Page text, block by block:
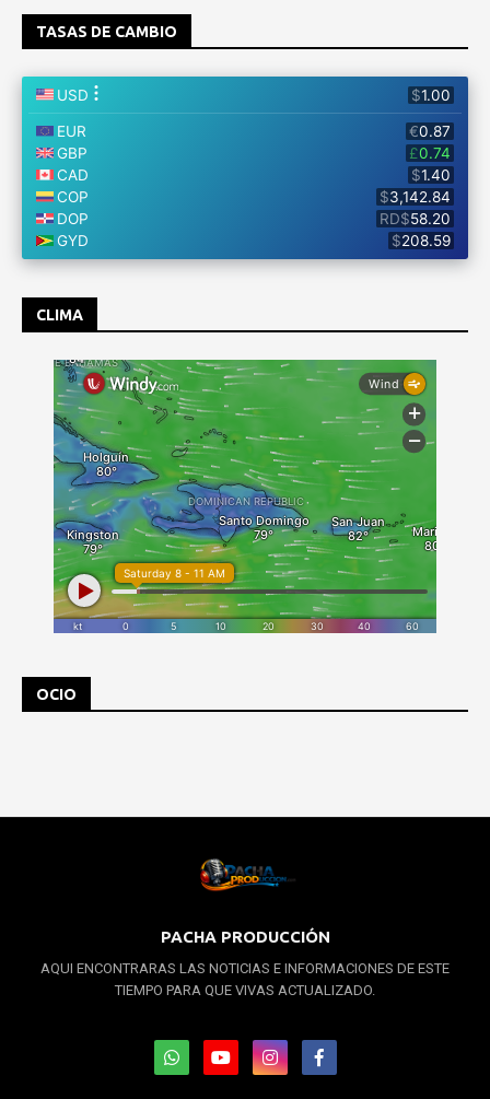
TASAS DE CAMBIO
CLIMA
OCIO
PACHA PRODUCCIÓN
AQUI ENCONTRARAS LAS NOTICIAS E INFORMACIONES DE ESTE
TIEMPO PARA QUE VIVAS ACTUALIZADO.